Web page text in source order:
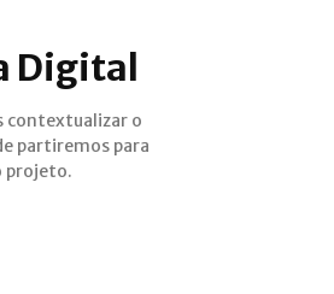
Digital
projeto.